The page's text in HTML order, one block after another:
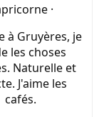
·
à Gruyères, je
les choses
Naturelle et
J'aime les
cafés.